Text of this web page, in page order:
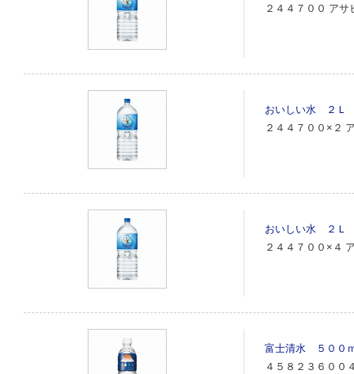
２４４７００ アサ
おいしい水 ２Ｌ
２４４７００×２
おいしい水 ２Ｌ
２４４７００×４
富士清水 ５００
４５８２３６００